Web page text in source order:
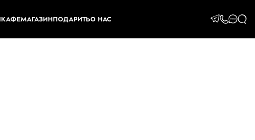
КАФЕМАГАЗИН ПОДАРИТЬО НАС